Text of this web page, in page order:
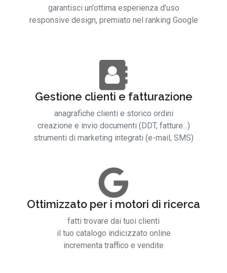
garantisci un'ottima esperienza d'uso
responsive design, premiato nel ranking Google
Gestione clienti e fatturazione
anagrafiche clienti e storico ordini
creazione e invio documenti (DDT, fatture...)
strumenti di marketing integrati (e-mail, SMS)
Ottimizzato per i motori di ricerca
fatti trovare dai tuoi clienti
il tuo catalogo indicizzato online
incrementa traffico e vendite